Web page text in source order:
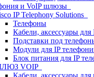
и VoIP шлюзы
IP Telephony Solutions
Телефоны
Кабели, аксессуары для
Подставки под
Модули для IP
Блок питания для IP
VOIP
Кабели, аксессуары